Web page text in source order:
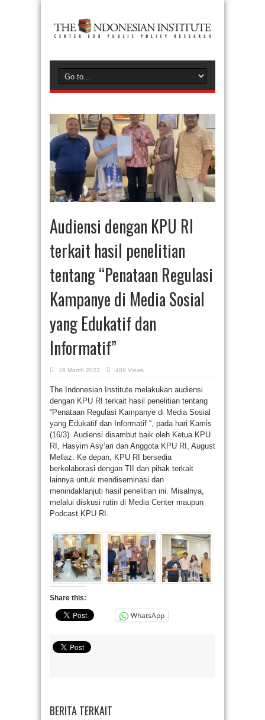
Audiensi dengan KPU RI
terkait hasil penelitian
tentang “Penataan Regulasi
Kampanye di Media Sosial
yang Edukatif dan
Informatif”
16 March 2023 489 Views
The Indonesian Institute melakukan audiensi
dengan KPU RI terkait hasil penelitian tentang
“Penataan Regulasi Kampanye di Media Sosial
yang Edukatif dan Informatif “, pada hari Kamis
(16/3). Audiensi disambut baik oleh Ketua KPU
RI, Hasyim Asy’ari dan Anggota KPU RI, August
Mellaz. Ke depan, KPU RI bersedia
berkolaborasi dengan TII dan pihak terkait
lainnya untuk mendiseminasi dan
menindaklanjuti hasil penelitian ini. Misalnya,
melalui diskusi rutin di Media Center maupun
Podcast KPU RI.
Share this:
WhatsApp
BERITA TERKAIT